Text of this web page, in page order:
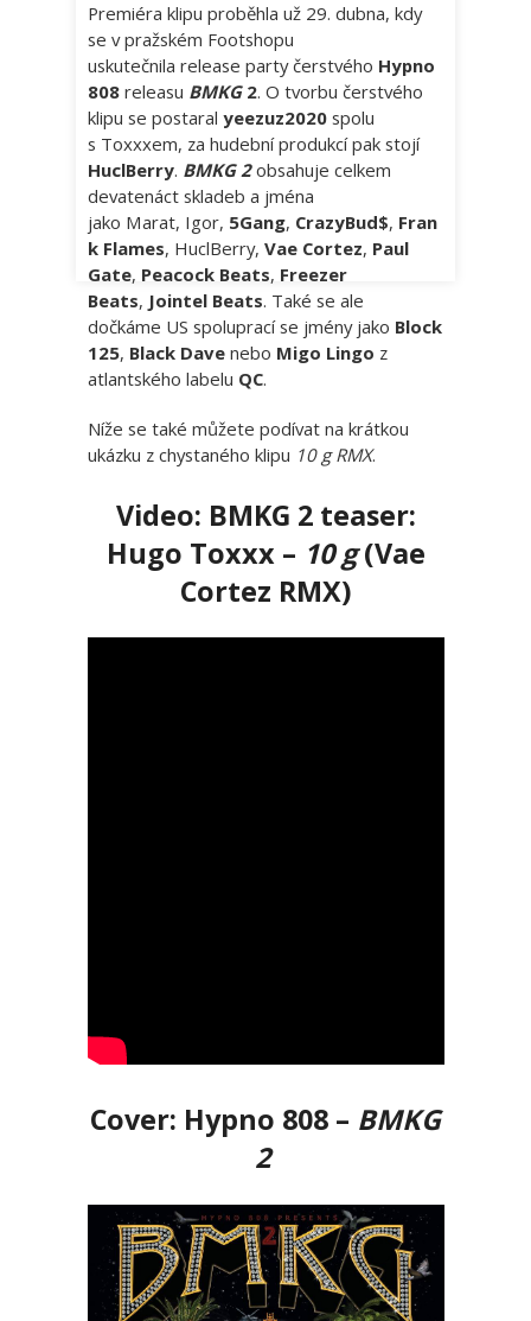
Premiéra klipu proběhla už 29. dubna, kdy
se v pražském Footshopu
uskutečnila release party čerstvého Hypno
808 releasu BMKG2. O tvorbu čerstvého
klipu se postaral yeezuz2020 spolu
s Toxxxem, za hudební produkcí pak stojí
HuclBerry. BMKG 2obsahuje celkem
devatenáct skladeb a jména
jako Marat, Igor, 5Gang, CrazyBud$, Fran
k Flames, HuclBerry, Vae Cortez, Paul
Gate, Peacock Beats, Freezer
Beats, Jointel Beats. Také se ale
dočkáme US spoluprací se jmény jako Block
125, Black Dave nebo Migo Lingo z
atlantského labelu QC.
Níže se také můžete podívat na krátkou
ukázku z chystaného klipu 10 g RMX.
Video: BMKG 2 teaser:
Hugo Toxxx – 10 g(Vae
Cortez RMX)
Cover: Hypno 808 – BMKG
2